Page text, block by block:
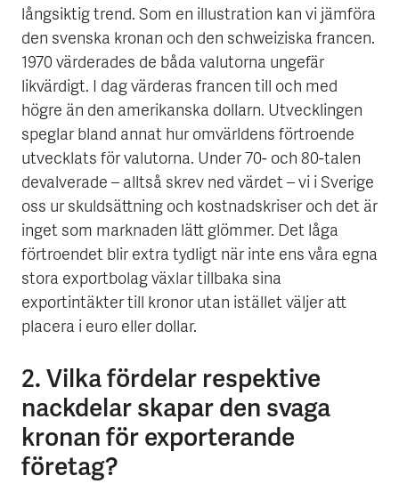
långsiktig trend. Som en illustration kan vi jämföra
den svenska kronan och den schweiziska francen.
1970 värderades de båda valutorna ungefär
likvärdigt. I dag värderas francen till och med
högre än den amerikanska dollarn. Utvecklingen
speglar bland annat hur omvärldens förtroende
utvecklats för valutorna. Under 70- och 80-talen
devalverade – alltså skrev ned värdet – vi i Sverige
oss ur skuldsättning och kostnadskriser och det är
inget som marknaden lätt glömmer. Det låga
förtroendet blir extra tydligt när inte ens våra egna
stora exportbolag växlar tillbaka sina
exportintäkter till kronor utan istället väljer att
placera i euro eller dollar.
2. Vilka fördelar respektive
nackdelar skapar den svaga
kronan för exporterande
företag?